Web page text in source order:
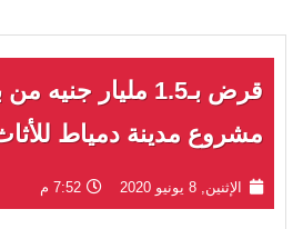
قرض بـ1.5 مليار
مشروع مدينة دمياط
الإثنين, 8 يونيو 2020 7:52 م